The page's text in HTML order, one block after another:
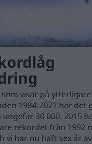
visar på
1984-2021 har
30 000. 2015
rekordet från 1992
vi har nu haft sex år